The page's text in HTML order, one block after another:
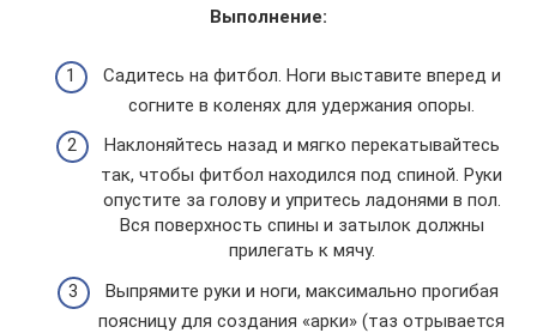
Выполнение:
Садитесь на фитбол. Ноги выставите вперед и
согните в коленях для удержания опоры.
Наклоняйтесь назад и мягко перекатывайтесь
так, чтобы фитбол находился под спиной. Руки
опустите за голову и упритесь ладонями в пол.
Вся поверхность спины и затылок должны
прилегать к мячу.
Выпрямите руки и ноги, максимально прогибая
поясницу для создания «арки» (таз отрывается